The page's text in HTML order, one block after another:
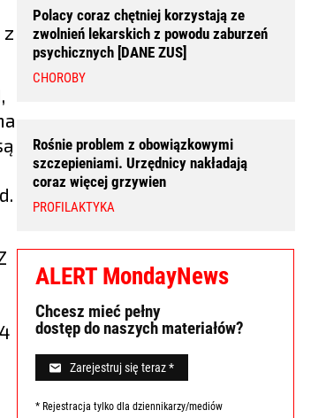
Polacy coraz chętniej korzystają ze
zwolnień lekarskich z powodu zaburzeń
psychicznych [DANE ZUS]
CHOROBY
Rośnie problem z obowiązkowymi
szczepieniami. Urzędnicy nakładają
coraz więcej grzywien
PROFILAKTYKA
ALERT MondayNews
Chcesz mieć pełny
dostęp do naszych materiałów?
Zarejestruj się teraz *
* Rejestracja tylko dla dziennikarzy/mediów